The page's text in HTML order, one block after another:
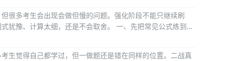
很多考生会出现会做但慢的问题。强化阶段不能只继续刷
犹豫、计算太细，还是不会取舍。 一、先把常见公式练到不
生觉得自己都学过，但一做题还是错在同样的位置。二战真